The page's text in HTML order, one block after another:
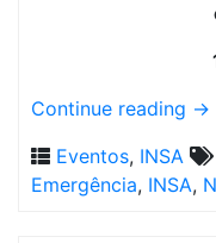
Continue reading →
Eventos, INSA
Emergência, INSA,